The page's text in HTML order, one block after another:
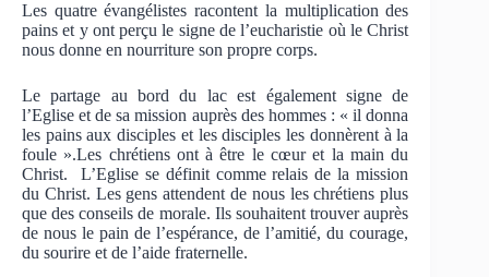
Les quatre évangélistes racontent la multiplication des
pains et y ont perçu le signe de l’eucharistie où le Christ
nous donne en nourriture son propre corps.
Le partage au bord du lac est également signe de
l’Eglise et de sa mission auprès des hommes : « il donna
les pains aux disciples et les disciples les donnèrent à la
foule ».Les chrétiens ont à être le cœur et la main du
Christ. L’Eglise se définit comme relais de la mission
du Christ. Les gens attendent de nous les chrétiens plus
que des conseils de morale. Ils souhaitent trouver auprès
de nous le pain de l’espérance, de l’amitié, du courage,
du sourire et de l’aide fraternelle.